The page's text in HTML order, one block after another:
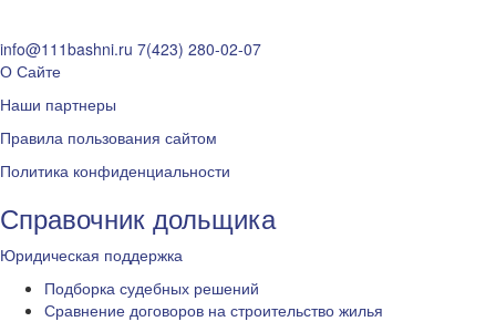
info@111bashni.ru 7(423) 280-02-07
О Сайте
Наши партнеры
Правила пользования сайтом
Политика конфиденциальности
Справочник дольщика
Юридическая поддержка
Подборка судебных решений
Сравнение договоров на строительство жилья